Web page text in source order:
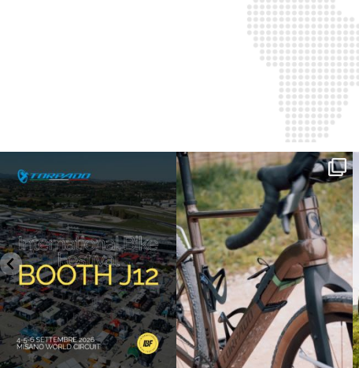
IBF sta per...
17 1
Kepler R è la gravel pensata per affrontare
lunghe...
27 0